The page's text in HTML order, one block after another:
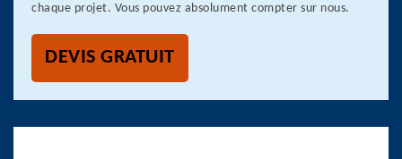
chaque projet. Vous pouvez absolument compter sur nous.
DEVIS GRATUIT